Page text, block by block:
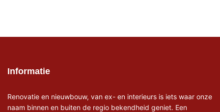
Informatie
Renovatie en nieuwbouw, van ex- en interieurs is iets waar onze
naam binnen en buiten de regio bekendheid geniet. Een